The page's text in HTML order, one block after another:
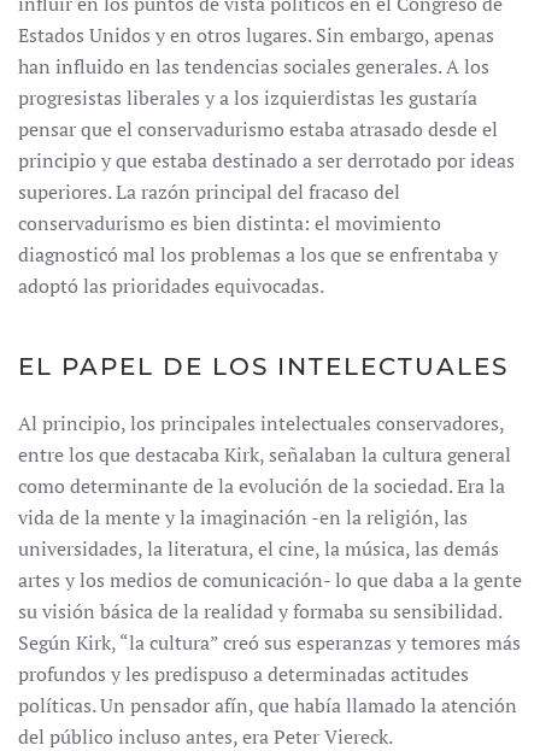
Estados Unidos y en otros lugares. Sin embargo, apenas
han influido en las tendencias sociales generales. A los
progresistas liberales y a los izquierdistas les gustaría
pensar que el conservadurismo estaba atrasado desde el
principio y que estaba destinado a ser derrotado por ideas
superiores. La razón principal del fracaso del
conservadurismo es bien distinta: el movimiento
diagnosticó mal los problemas a los que se enfrentaba y
adoptó las prioridades equivocadas.
EL PAPEL DE LOS INTELECTUALES
Al principio, los principales intelectuales conservadores,
entre los que destacaba Kirk, señalaban la cultura general
como determinante de la evolución de la sociedad. Era la
vida de la mente y la imaginación -en la religión, las
universidades, la literatura, el cine, la música, las demás
artes y los medios de comunicación- lo que daba a la gente
su visión básica de la realidad y formaba su sensibilidad.
Según Kirk, “la cultura” creó sus esperanzas y temores más
profundos y les predispuso a determinadas actitudes
políticas. Un pensador afín, que había llamado la atención
del público incluso antes, era Peter Viereck.